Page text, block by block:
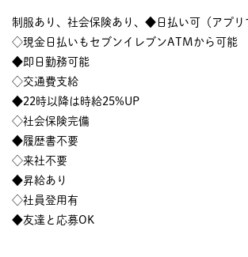
制服あり、社会保険あり、◆日払い可（アプリ
◇現金日払いもセブンイレブンATMから可能
◆即日勤務可能
◇交通費支給
◆22時以降は時給25%UP
◇社会保険完備
◆履歴書不要
◇来社不要
◆昇給あり
◇社員登用有
◆友達と応募OK